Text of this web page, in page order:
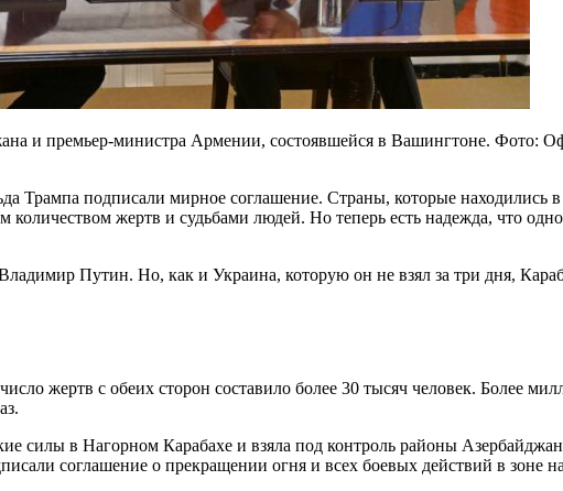
и премьер-министра Армении, состоявшейся в Вашингтоне. Фото:
Трампа подписали мирное соглашение. Страны, которые находились
жертв и судьбами людей. Но теперь есть надежда, что
Путин. Но, как и Украина, которую он не взял за три дня,
жертв с обеих сторон составило более 30 тысяч человек. Более
силы в Нагорном Карабахе и взяла под контроль районы
соглашение о прекращении огня и всех боевых действий в зоне